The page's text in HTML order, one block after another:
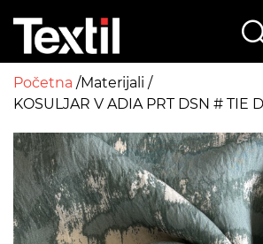
Početna Materijali
KOSULJAR V ADIA PRT DSN # TIE